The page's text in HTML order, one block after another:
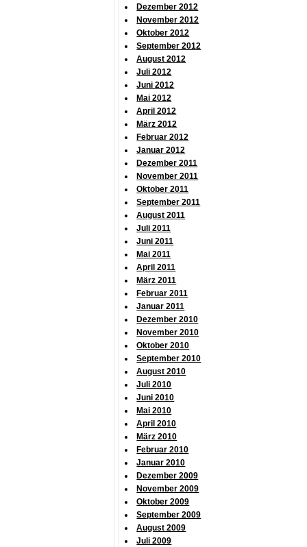
Dezember 2012
November 2012
Oktober 2012
September 2012
August 2012
Juli 2012
Juni 2012
Mai 2012
April 2012
März 2012
Februar 2012
Januar 2012
Dezember 2011
November 2011
Oktober 2011
September 2011
August 2011
Juli 2011
Juni 2011
Mai 2011
April 2011
März 2011
Februar 2011
Januar 2011
Dezember 2010
November 2010
Oktober 2010
September 2010
August 2010
Juli 2010
Juni 2010
Mai 2010
April 2010
März 2010
Februar 2010
Januar 2010
Dezember 2009
November 2009
Oktober 2009
September 2009
August 2009
Juli 2009